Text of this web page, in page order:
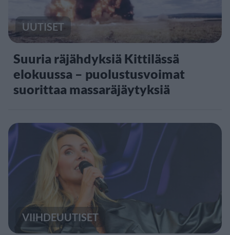
UUTISET
Suuria räjähdyksiä Kittilässä
elokuussa – puolustusvoimat
suorittaa massaräjäytyksiä
VIIHDEUUTISET